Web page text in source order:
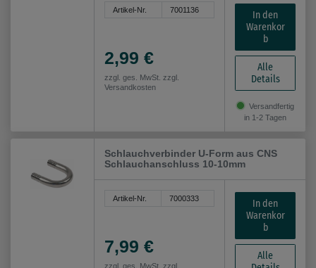
Artikel-Nr. 7001136
2,99 €
zzgl. ges. MwSt. zzgl.
Versandkosten
In den
Warenkor
b
Alle
Details
Versandfertig
in 1-2 Tagen
Schlauchverbinder U-Form aus CNS
Schlauchanschluss 10-10mm
Artikel-Nr. 7000333
7,99 €
zzgl. ges. MwSt. zzgl.
In den
Warenkor
b
Alle